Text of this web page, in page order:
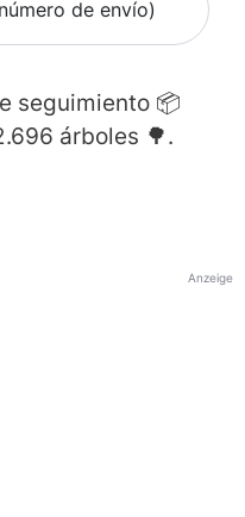
de envío)
seguimiento 📦
árboles 🌳.
Anzeige